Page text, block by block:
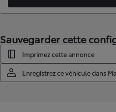
Sauvegarder cette
Imprimez cette annonce
Enregistrez ce véhicule dans